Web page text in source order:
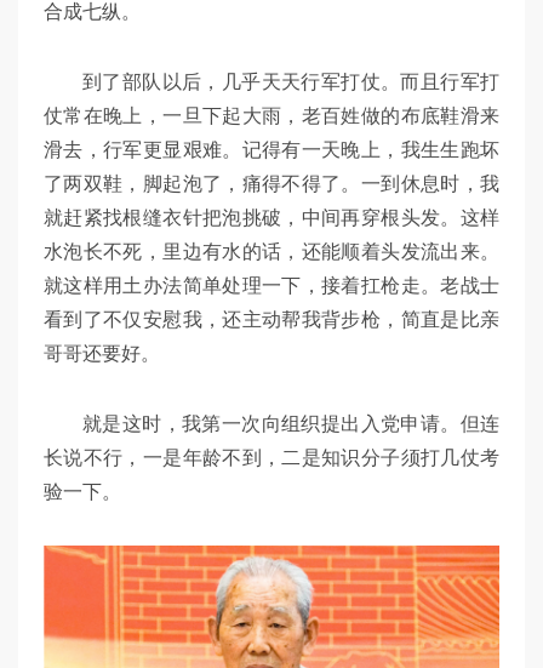
合成七纵。
到了部队以后，几乎天天行军打仗。而且行军打
仗常在晚上，一旦下起大雨，老百姓做的布底鞋滑来
滑去，行军更显艰难。记得有一天晚上，我生生跑坏
了两双鞋，脚起泡了，痛得不得了。一到休息时，我
就赶紧找根缝衣针把泡挑破，中间再穿根头发。这样
水泡长不死，里边有水的话，还能顺着头发流出来。
就这样用土办法简单处理一下，接着扛枪走。老战士
看到了不仅安慰我，还主动帮我背步枪，简直是比亲
哥哥还要好。
就是这时，我第一次向组织提出入党申请。但连
长说不行，一是年龄不到，二是知识分子须打几仗考
验一下。